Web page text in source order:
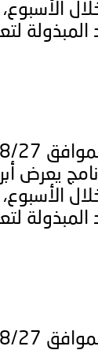
ـ 1448/02/22هـ ــ
ـ 1448/02/22هـ ــ
وكيل
الاعتداءات
ليبيا ـ 1447/
يعرض
ليبيا ـ 1447/